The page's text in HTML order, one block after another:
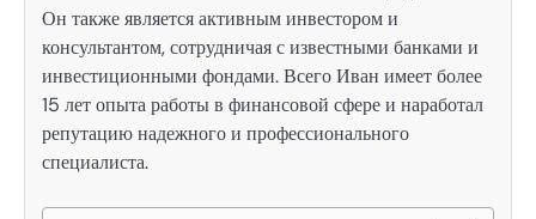
Он также является активным инвестором и
консультантом, сотрудничая с известными банками и
инвестиционными фондами. Всего Иван имеет более
15 лет опыта работы в финансовой сфере и наработал
репутацию надежного и профессионального
специалиста.